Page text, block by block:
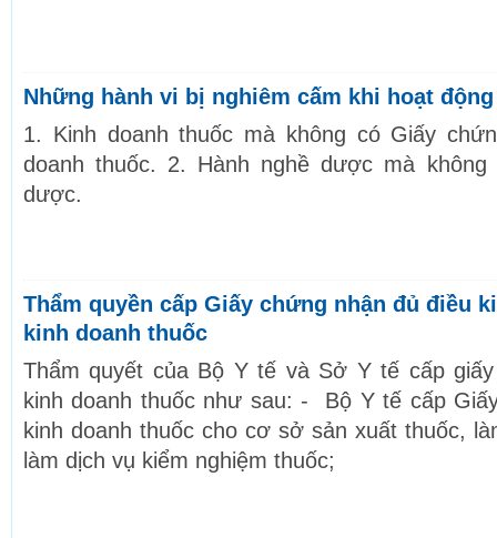
Những hành vi bị nghiêm cấm khi hoạt
1. Kinh doanh thuốc mà không có Giấy
doanh thuốc. 2. Hành nghề dược mà
dược.
Thẩm quyền cấp Giấy chứng nhận đủ điều
kinh doanh thuốc
Thẩm quyết của Bộ Y tế và Sở Y tế cấp
kinh doanh thuốc như sau: - Bộ Y tế cấp
kinh doanh thuốc cho cơ sở sản xuất thuốc,
làm dịch vụ kiểm nghiệm thuốc;